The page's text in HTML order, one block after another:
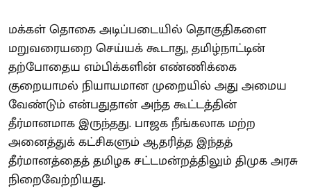
மக்கள் தொகை அடிப்படையில் தொகுதிகளை
மறுவரையறை செய்யக் கூடாது, தமிழ்நாட்டின்
தற்போதைய எம்பிக்களின் எண்ணிக்கை
குறையாமல் நியாயமான முறையில் அது அமைய
வேண்டும் என்பதுதான் அந்த கூட்டத்தின்
தீர்மானமாக இருந்தது. பாஜக நீங்கலாக மற்ற
அனைத்துக் கட்சிகளும் ஆதரித்த இந்தத்
தீர்மானத்தைத் தமிழக சட்டமன்றத்திலும் திமுக அரசு
நிறைவேற்றியது.